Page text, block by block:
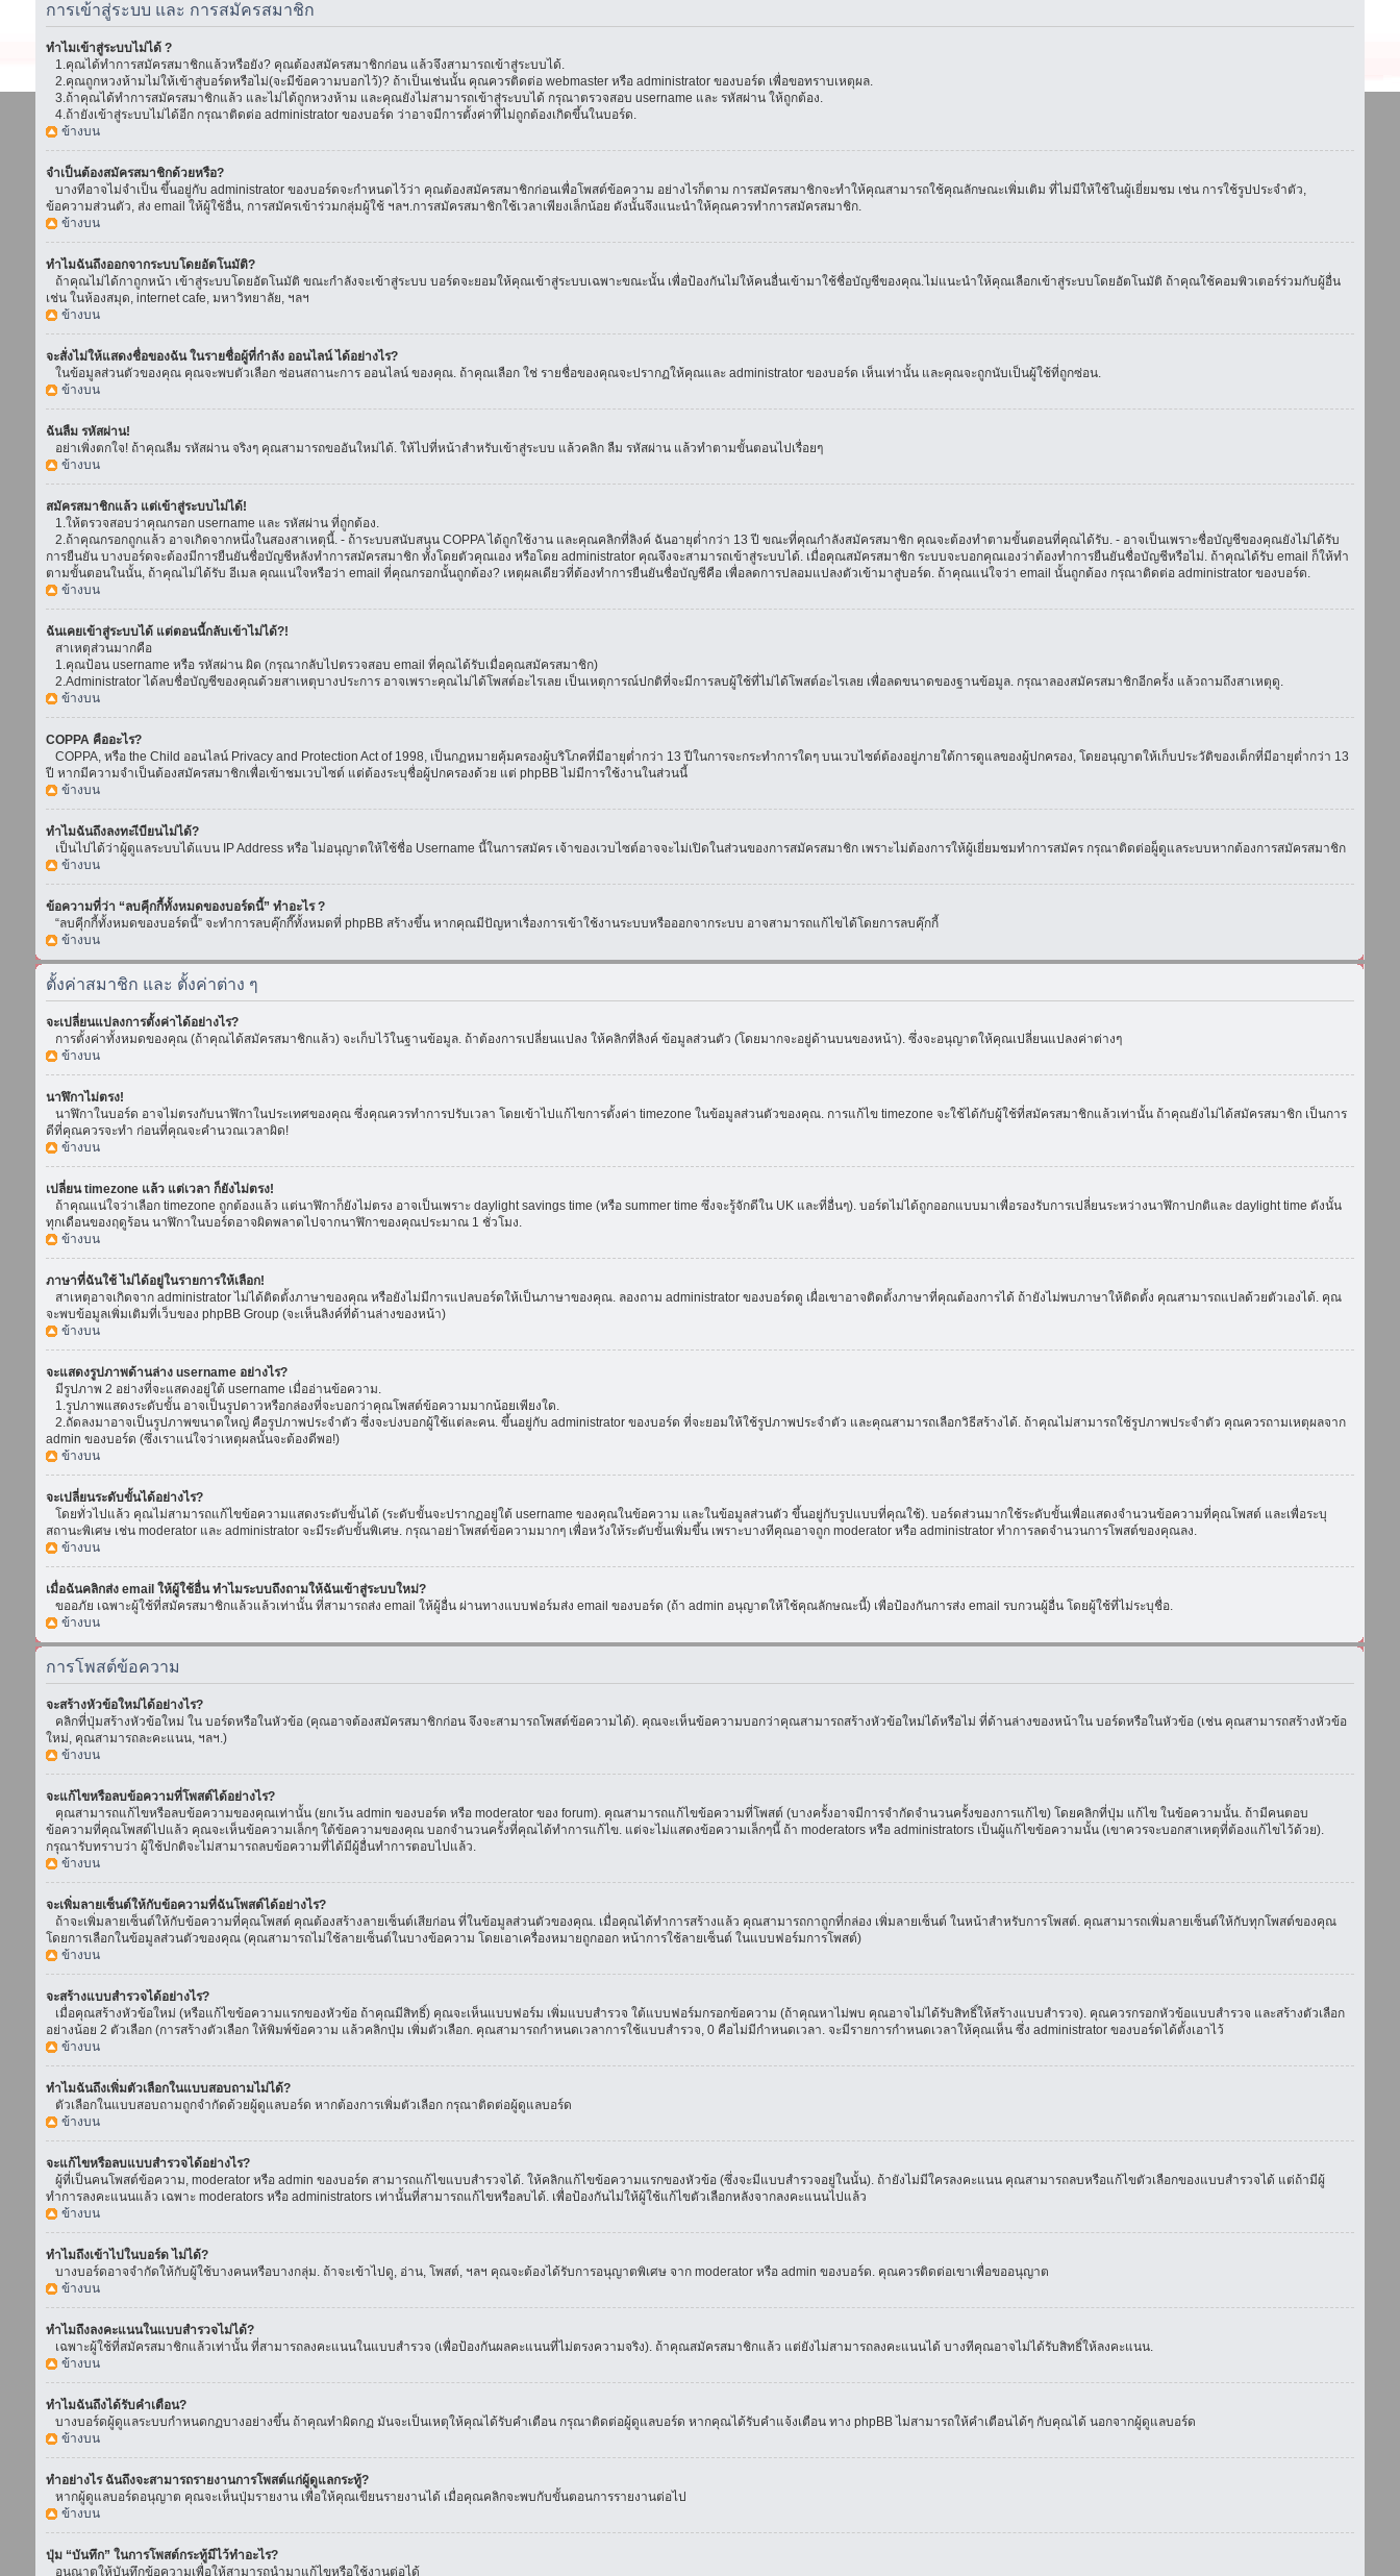
การเข้าสู่ระบบ และ การสมัครสมาชิก
ทำไมเข้าสู่ระบบไม่ได้ ?
1.คุณได้ทำการสมัครสมาชิกแล้วหรือยัง? คุณต้องสมัครสมาชิกก่อน แล้วจึงสามารถเข้าสู่ระบบได้.
2.คุณถูกหวงห้ามไม่ให้เข้าสู่บอร์ดหรือไม่(จะมีข้อความบอกไว้)? ถ้าเป็นเช่นนั้น คุณควรติดต่อ webmaster หรือ administrator ของบอร์ด เพื่อขอทราบเหตุผล.
3.ถ้าคุณได้ทำการสมัครสมาชิกแล้ว และไม่ได้ถูกหวงห้าม และคุณยังไม่สามารถเข้าสู่ระบบได้ กรุณาตรวจสอบ username และ รหัสผ่าน ให้ถูกต้อง.
4.ถ้ายังเข้าสู่ระบบไม่ได้อีก กรุณาติดต่อ administrator ของบอร์ด ว่าอาจมีการตั้งค่าที่ไม่ถูกต้องเกิดขึ้นในบอร์ด.
ข้างบน
จำเป็นต้องสมัครสมาชิกด้วยหรือ?
บางทีอาจไม่จำเป็น ขึ้นอยู่กับ administrator ของบอร์ดจะกำหนดไว้ว่า คุณต้องสมัครสมาชิกก่อนเพื่อโพสต์ข้อความ อย่างไรก็ตาม การสมัครสมาชิกจะทำให้คุณสามารถใช้คุณลักษณะเพิ่มเติม ที่ไม่มีให้ใช้ในผู้เยี่ยมชม เช่น การใช้รูปประจำตัว,
ข้อความส่วนตัว, ส่ง email ให้ผู้ใช้อื่น, การสมัครเข้าร่วมกลุ่มผู้ใช้ ฯลฯ.การสมัครสมาชิกใช้เวลาเพียงเล็กน้อย ดังนั้นจึงแนะนำให้คุณควรทำการสมัครสมาชิก.
ข้างบน
ทำไมฉันถึงออกจากระบบโดยอัตโนมัติ?
ถ้าคุณไม่ได้กาถูกหน้า เข้าสู่ระบบโดยอัตโนมัติ ขณะกำลังจะเข้าสู่ระบบ บอร์ดจะยอมให้คุณเข้าสู่ระบบเฉพาะขณะนั้น เพื่อป้องกันไม่ให้คนอื่นเข้ามาใช้ชื่อบัญชีของคุณ.ไม่แนะนำให้คุณเลือกเข้าสู่ระบบโดยอัตโนมัติ ถ้าคุณใช้คอมพิวเตอร์ร่วมกับผู้อื่น
เช่น ในห้องสมุด, internet cafe, มหาวิทยาลัย, ฯลฯ
ข้างบน
จะสั่งไม่ให้แสดงชื่อของฉัน ในรายชื่อผู้ที่กำลัง ออนไลน์ ได้อย่างไร?
ในข้อมูลส่วนตัวของคุณ คุณจะพบตัวเลือก ซ่อนสถานะการ ออนไลน์ ของคุณ. ถ้าคุณเลือก ใช่ รายชื่อของคุณจะปรากฏให้คุณและ administrator ของบอร์ด เห็นเท่านั้น และคุณจะถูกนับเป็นผู้ใช้ที่ถูกซ่อน.
ข้างบน
ฉันลืม รหัสผ่าน!
อย่าเพิ่งตกใจ! ถ้าคุณลืม รหัสผ่าน จริงๆ คุณสามารถขออันใหม่ได้. ให้ไปที่หน้าสำหรับเข้าสู่ระบบ แล้วคลิก ลืม รหัสผ่าน แล้วทำตามขั้นตอนไปเรื่อยๆ
ข้างบน
สมัครสมาชิกแล้ว แต่เข้าสู่ระบบไม่ได้!
1.ให้ตรวจสอบว่าคุณกรอก username และ รหัสผ่าน ที่ถูกต้อง.
2.ถ้าคุณกรอกถูกแล้ว อาจเกิดจากหนึ่งในสองสาเหตุนี้. - ถ้าระบบสนับสนุน COPPA ได้ถูกใช้งาน และคุณคลิกที่ลิงค์ ฉันอายุต่ำกว่า 13 ปี ขณะที่คุณกำลังสมัครสมาชิก คุณจะต้องทำตามขั้นตอนที่คุณได้รับ. - อาจเป็นเพราะชื่อบัญชีของคุณยังไม่ได้รับ
การยืนยัน บางบอร์ดจะต้องมีการยืนยันชื่อบัญชีหลังทำการสมัครสมาชิก ทั้งโดยตัวคุณเอง หรือโดย administrator คุณจึงจะสามารถเข้าสู่ระบบได้. เมื่อคุณสมัครสมาชิก ระบบจะบอกคุณเองว่าต้องทำการยืนยันชื่อบัญชีหรือไม่. ถ้าคุณได้รับ email ก็ให้ทำ
ตามขั้นตอนในนั้น, ถ้าคุณไม่ได้รับ อีเมล คุณแน่ใจหรือว่า email ที่คุณกรอกนั้นถูกต้อง? เหตุผลเดียวที่ต้องทำการยืนยันชื่อบัญชีคือ เพื่อลดการปลอมแปลงตัวเข้ามาสู่บอร์ด. ถ้าคุณแน่ใจว่า email นั้นถูกต้อง กรุณาติดต่อ administrator ของบอร์ด.
ข้างบน
ฉันเคยเข้าสู่ระบบได้ แต่ตอนนี้กลับเข้าไม่ได้?!
สาเหตุส่วนมากคือ
1.คุณป้อน username หรือ รหัสผ่าน ผิด (กรุณากลับไปตรวจสอบ email ที่คุณได้รับเมื่อคุณสมัครสมาชิก)
2.Administrator ได้ลบชื่อบัญชีของคุณด้วยสาเหตุบางประการ อาจเพราะคุณไม่ได้โพสต์อะไรเลย เป็นเหตุการณ์ปกติที่จะมีการลบผู้ใช้ที่ไม่ได้โพสต์อะไรเลย เพื่อลดขนาดของฐานข้อมูล. กรุณาลองสมัครสมาชิกอีกครั้ง แล้วถามถึงสาเหตุดู.
ข้างบน
COPPA คืออะไร?
COPPA, หรือ the Child ออนไลน์ Privacy and Protection Act of 1998, เป็นกฏหมายคุ้มครองผู้บริโภคที่มีอายุต่ำกว่า 13 ปีในการจะกระทำการใดๆ บนเวบไซต์ต้องอยู่ภายใต้การดูแลของผู้ปกครอง, โดยอนุญาตให้เก็บประวัติของเด็กที่มีอายุต่ำกว่า 13
ปี หากมีความจำเป็นต้องสมัครสมาชิกเพื่อเข้าชมเวบไซต์ แต่ต้องระบุชื่อผู้ปกครองด้วย แต่ phpBB ไม่มีการใช้งานในส่วนนี้
ข้างบน
ทำไมฉันถึงลงทะเีบียนไม่ได้?
เป็นไปได้ว่าผู้ดูแลระบบได้แบน IP Address หรือ ไม่อนุญาตให้ใช้ชื่อ Username นี้ในการสมัคร เจ้าของเวบไซต์อาจจะไม่เปิดในส่วนของการสมัครสมาชิก เพราะไม่ต้องการให้ผู้เยี่ยมชมทำการสมัคร กรุณาติดต่อผู็ดูแลระบบหากต้องการสมัครสมาชิก
ข้างบน
ข้อความที่ว่า “ลบคุีกกี้ทั้งหมดของบอร์ดนี้” ทำอะไร ?
“ลบคุีกกี้ทั้งหมดของบอร์ดนี้” จะทำการลบคุ๊กกี๊ทั้งหมดที่ phpBB สร้างขึ้น หากคุณมีปัญหาเรื่องการเข้าใช้งานระบบหรือออกจากระบบ อาจสามารถแก้ไขได้โดยการลบคุ๊กกี้
ข้างบน
ตั้งค่าสมาชิก และ ตั้งค่าต่าง ๆ
จะเปลี่ยนแปลงการตั้งค่าได้อย่างไร?
การตั้งค่าทั้งหมดของคุณ (ถ้าคุณได้สมัครสมาชิกแล้ว) จะเก็บไว้ในฐานข้อมูล. ถ้าต้องการเปลี่ยนแปลง ให้คลิกที่ลิงค์ ข้อมูลส่วนตัว (โดยมากจะอยู่ด้านบนของหน้า). ซึ่งจะอนุญาตให้คุณเปลี่ยนแปลงค่าต่างๆ
ข้างบน
นาฬิกาไม่ตรง!
นาฬิกาในบอร์ด อาจไม่ตรงกับนาฬิกาในประเทศของคุณ ซึ่งคุณควรทำการปรับเวลา โดยเข้าไปแก้ไขการตั้งค่า timezone ในข้อมูลส่วนตัวของคุณ. การแก้ไข timezone จะใช้ได้กับผู้ใช้ที่สมัครสมาชิกแล้วเท่านั้น ถ้าคุณยังไม่ได้สมัครสมาชิก เป็นการ
ดีที่คุณควรจะทำ ก่อนที่คุณจะคำนวณเวลาผิด!
ข้างบน
เปลี่ยน timezone แล้ว แต่เวลา ก็ยังไม่ตรง!
ถ้าคุณแน่ใจว่าเลือก timezone ถูกต้องแล้ว แต่นาฬิกาก็ยังไม่ตรง อาจเป็นเพราะ daylight savings time (หรือ summer time ซึ่งจะรู้จักดีใน UK และที่อื่นๆ). บอร์ดไม่ได้ถูกออกแบบมาเพื่อรองรับการเปลี่ยนระหว่างนาฬิกาปกติและ daylight time ดังนั้น
ทุกเดือนของฤดูร้อน นาฬิกาในบอร์ดอาจผิดพลาดไปจากนาฬิกาของคุณประมาณ 1 ชั่วโมง.
ข้างบน
ภาษาที่ฉันใช้ ไม่ได้อยู่ในรายการให้เลือก!
สาเหตุอาจเกิดจาก administrator ไม่ได้ติดตั้งภาษาของคุณ หรือยังไม่มีการแปลบอร์ดให้เป็นภาษาของคุณ. ลองถาม administrator ของบอร์ดดู เผื่อเขาอาจติดตั้งภาษาที่คุณต้องการได้ ถ้ายังไม่พบภาษาให้ติดตั้ง คุณสามารถแปลด้วยตัวเองได้. คุณ
จะพบข้อมูลเพิ่มเติมที่เว็บของ phpBB Group (จะเห็นลิงค์ที่ด้านล่างของหน้า)
ข้างบน
จะแสดงรูปภาพด้านล่าง username อย่างไร?
มีรูปภาพ 2 อย่างที่จะแสดงอยู่ใต้ username เมื่ออ่านข้อความ.
1.รูปภาพแสดงระดับขั้น อาจเป็นรูปดาวหรือกล่องที่จะบอกว่าคุณโพสต์ข้อความมากน้อยเพียงใด.
2.ถัดลงมาอาจเป็นรูปภาพขนาดใหญ่ คือรูปภาพประจำตัว ซึ่งจะบ่งบอกผู้ใช้แต่ละคน. ขึ้นอยู่กับ administrator ของบอร์ด ที่จะยอมให้ใช้รูปภาพประจำตัว และคุณสามารถเลือกวิธีสร้างได้. ถ้าคุณไม่สามารถใช้รูปภาพประจำตัว คุณควรถามเหตุผลจาก
admin ของบอร์ด (ซึ่งเราแน่ใจว่าเหตุผลนั้นจะต้องดีพอ!)
ข้างบน
จะเปลี่ยนระดับขั้นได้อย่างไร?
โดยทั่วไปแล้ว คุณไม่สามารถแก้ไขข้อความแสดงระดับขั้นได้ (ระดับขั้นจะปรากฏอยู่ใต้ username ของคุณในข้อความ และในข้อมูลส่วนตัว ขึ้นอยู่กับรูปแบบที่คุณใช้). บอร์ดส่วนมากใช้ระดับขั้นเพื่อแสดงจำนวนข้อความที่คุณโพสต์ และเพื่อระบุ
สถานะพิเศษ เช่น moderator และ administrator จะมีระดับขั้นพิเศษ. กรุณาอย่าโพสต์ข้อความมากๆ เพื่อหวังให้ระดับขั้นเพิ่มขึ้น เพราะบางทีคุณอาจถูก moderator หรือ administrator ทำการลดจำนวนการโพสต์ของคุณลง.
ข้างบน
เมื่อฉันคลิกส่ง email ให้ผู้ใช้อื่น ทำไมระบบถึงถามให้ฉันเข้าสู่ระบบใหม่?
ขออภัย เฉพาะผู้ใช้ที่สมัครสมาชิกแล้วแล้วเท่านั้น ที่สามารถส่ง email ให้ผู้อื่น ผ่านทางแบบฟอร์มส่ง email ของบอร์ด (ถ้า admin อนุญาตให้ใช้คุณลักษณะนี้) เพื่อป้องกันการส่ง email รบกวนผู้อื่น โดยผู้ใช้ที่ไม่ระบุชื่อ.
ข้างบน
การโพสต์ข้อความ
จะสร้างหัวข้อใหม่ได้อย่างไร?
คลิกที่ปุ่มสร้างหัวข้อใหม่ ใน บอร์ดหรือในหัวข้อ (คุณอาจต้องสมัครสมาชิกก่อน จึงจะสามารถโพสต์ข้อความได้). คุณจะเห็นข้อความบอกว่าคุณสามารถสร้างหัวข้อใหม่ได้หรือไม่ ที่ด้านล่างของหน้าใน บอร์ดหรือในหัวข้อ (เช่น คุณสามารถสร้างหัวข้อ
ใหม่, คุณสามารถละคะแนน, ฯลฯ.)
ข้างบน
จะแก้ไขหรือลบข้อความที่โพสต์ได้อย่างไร?
คุณสามารถแก้ไขหรือลบข้อความของคุณเท่านั้น (ยกเว้น admin ของบอร์ด หรือ moderator ของ forum). คุณสามารถแก้ไขข้อความที่โพสต์ (บางครั้งอาจมีการจำกัดจำนวนครั้งของการแก้ไข) โดยคลิกที่ปุ่ม แก้ไข ในข้อความนั้น. ถ้ามีคนตอบ
ข้อความที่คุณโพสต์ไปแล้ว คุณจะเห็นข้อความเล็กๆ ใต้ข้อความของคุณ บอกจำนวนครั้งที่คุณได้ทำการแก้ไข. แต่จะไม่แสดงข้อความเล็กๆนี้ ถ้า moderators หรือ administrators เป็นผู้แก้ไขข้อความนั้น (เขาควรจะบอกสาเหตุที่ต้องแก้ไขไว้ด้วย).
กรุณารับทราบว่า ผู้ใช้ปกติจะไม่สามารถลบข้อความที่ได้มีผู้อื่นทำการตอบไปแล้ว.
ข้างบน
จะเพิ่มลายเซ็นต์ให้กับข้อความที่ฉันโพสต์ได้อย่างไร?
ถ้าจะเพิ่มลายเซ็นต์ให้กับข้อความที่คุณโพสต์ คุณต้องสร้างลายเซ็นต์เสียก่อน ที่ในข้อมูลส่วนตัวของคุณ. เมื่อคุณได้ทำการสร้างแล้ว คุณสามารถกาถูกที่กล่อง เพิ่มลายเซ็นต์ ในหน้าสำหรับการโพสต์. คุณสามารถเพิ่มลายเซ็นต์ให้กับทุกโพสต์ของคุณ
โดยการเลือกในข้อมูลส่วนตัวของคุณ (คุณสามารถไม่ใช้ลายเซ็นต์ในบางข้อความ โดยเอาเครื่องหมายถูกออก หน้าการใช้ลายเซ็นต์ ในแบบฟอร์มการโพสต์)
ข้างบน
จะสร้างแบบสำรวจได้อย่างไร?
เมื่อคุณสร้างหัวข้อใหม่ (หรือแก้ไขข้อความแรกของหัวข้อ ถ้าคุณมีสิทธิ์) คุณจะเห็นแบบฟอร์ม เพิ่มแบบสำรวจ ใต้แบบฟอร์มกรอกข้อความ (ถ้าคุณหาไม่พบ คุณอาจไม่ได้รับสิทธิ์ให้สร้างแบบสำรวจ). คุณควรกรอกหัวข้อแบบสำรวจ และสร้างตัวเลือก
อย่างน้อย 2 ตัวเลือก (การสร้างตัวเลือก ให้พิมพ์ข้อความ แล้วคลิกปุ่ม เพิ่มตัวเลือก. คุณสามารถกำหนดเวลาการใช้แบบสำรวจ, 0 คือไม่มีกำหนดเวลา. จะมีรายการกำหนดเวลาให้คุณเห็น ซึ่ง administrator ของบอร์ดได้ตั้งเอาไว้
ข้างบน
ทำไมฉันถึงเพิ่มตัวเลือกในแบบสอบถามไม่ได้?
ตัวเลือกในแบบสอบถามถูกจำกัดด้วยผู้ดูแลบอร์ด หากต้องการเพิ่มตัวเลือก กรุณาติดต่อผู้ดูแลบอร์ด
ข้างบน
จะแก้ไขหรือลบแบบสำรวจได้อย่างไร?
ผู้ที่เป็นคนโพสต์ข้อความ, moderator หรือ admin ของบอร์ด สามารถแก้ไขแบบสำรวจได้. ให้คลิกแก้ไขข้อความแรกของหัวข้อ (ซึ่งจะมีแบบสำรวจอยู่ในนั้น). ถ้ายังไม่มีใครลงคะแนน คุณสามารถลบหรือแก้ไขตัวเลือกของแบบสำรวจได้ แต่ถ้ามีผู้
ทำการลงคะแนนแล้ว เฉพาะ moderators หรือ administrators เท่านั้นที่สามารถแก้ไขหรือลบได้. เพื่อป้องกันไม่ให้ผู้ใช้แก้ไขตัวเลือกหลังจากลงคะแนนไปแล้ว
ข้างบน
ทำไมถึงเข้าไปในบอร์ด ไม่ได้?
บางบอร์ดอาจจำกัดให้กับผู้ใช้บางคนหรือบางกลุ่ม. ถ้าจะเข้าไปดู, อ่าน, โพสต์, ฯลฯ คุณจะต้องได้รับการอนุญาตพิเศษ จาก moderator หรือ admin ของบอร์ด. คุณควรติดต่อเขาเพื่อขออนุญาต
ข้างบน
ทำไมถึงลงคะแนนในแบบสำรวจไม่ได้?
เฉพาะผู้ใช้ที่สมัครสมาชิกแล้วเท่านั้น ที่สามารถลงคะแนนในแบบสำรวจ (เพื่อป้องกันผลคะแนนที่ไม่ตรงความจริง). ถ้าคุณสมัครสมาชิกแล้ว แต่ยังไม่สามารถลงคะแนนได้ บางทีคุณอาจไม่ได้รับสิทธิ์ให้ลงคะแนน.
ข้างบน
ทำไมฉันถึงได้รับคำเตือน?
บางบอร์ดผู้ดูแลระบบกำหนดกฏบางอย่างขึ้น ถ้าคุณทำผิดกฏ มันจะเป็นเหตุให้คุณได้รับคำเตือน กรุณาติดต่อผู้ดูแลบอร์ด หากคุณได้รับคำแจ้งเตือน ทาง phpBB ไม่สามารถให้คำเตือนได้ๆ กับคุณได้ นอกจากผู้ดูแลบอร์ด
ข้างบน
ทำอย่างไร ฉันถึงจะสามารถรายงานการโพสต์แก่ผู้ดูแลกระทู้?
หากผู้ดูแลบอร์ดอนุญาต คุณจะเห็นปุ่มรายงาน เพื่อให้คุณเขียนรายงานได้ เมื่อคุณคลิกจะพบกับขั้นตอนการรายงานต่อไป
ข้างบน
ปุ่ม “บันทึก” ในการโพสต์กระทู้มีไว้ทำอะไร?
อนุณาตให้บันทึกข้อความเพื่อให้สามารถนำมาแก้ไขหรือใช้งานต่อได้